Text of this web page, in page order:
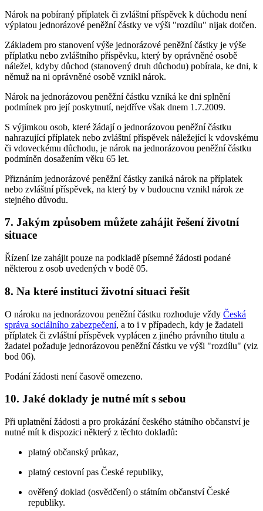
Nárok na pobíraný příplatek či zvláštní příspěvek k důchodu není
výplatou jednorázové peněžní částky ve výši "rozdílu" nijak dotčen.
Základem pro stanovení výše jednorázové peněžní částky je výše
příplatku nebo zvláštního příspěvku, který by oprávněné osobě
náležel, kdyby důchod (stanovený druh důchodu) pobírala, ke dni, k
němuž na ni oprávněné osobě vznikl nárok.
Nárok na jednorázovou peněžní částku vzniká ke dni splnění
podmínek pro její poskytnutí, nejdříve však dnem 1.7.2009.
S výjimkou osob, které žádají o jednorázovou peněžní částku
nahrazující příplatek nebo zvláštní příspěvek náležející k vdovskému
či vdoveckému důchodu, je nárok na jednorázovou peněžní částku
podmíněn dosažením věku 65 let.
Přiznáním jednorázové peněžní částky zaniká nárok na příplatek
nebo zvláštní příspěvek, na který by v budoucnu vznikl nárok ze
stejného důvodu.
7. Jakým způsobem můžete zahájit řešení životní
situace
Řízení lze zahájit pouze na podkladě písemné žádosti podané
některou z osob uvedených v bodě 05.
8. Na které instituci životní situaci řešit
O nároku na jednorázovou peněžní částku rozhoduje vždy Česká
správa sociálního zabezpečení, a to i v případech, kdy je žadateli
příplatek či zvláštní příspěvek vyplácen z jiného právního titulu a
žadatel požaduje jednorázovou peněžní částku ve výši "rozdílu" (viz
bod 06).
Podání žádosti není časově omezeno.
10. Jaké doklady je nutné mít s sebou
Při uplatnění žádosti a pro prokázání českého státního občanství je
nutné mít k dispozici některý z těchto dokladů:
platný občanský průkaz,
platný cestovní pas České republiky,
ověřený doklad (osvědčení) o státním občanství České
republiky.